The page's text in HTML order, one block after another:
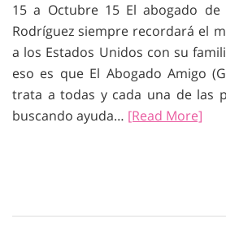
15 a Octubre 15 El abogado de
Rodríguez siempre recordará el
a los Estados Unidos con su
eso es que El Abogado Amigo
trata a todas y cada una de las
buscando ayuda… [Read More]